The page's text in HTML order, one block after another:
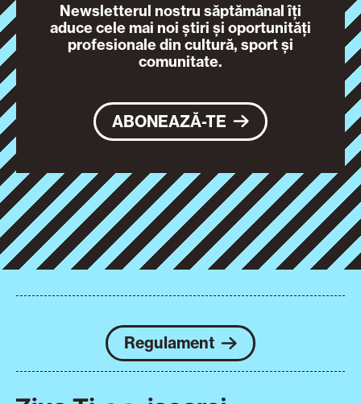
Newsletterul nostru săptămânal îți
aduce cele mai noi știri și oportunități
profesionale din cultură, sport și
comunitate.
ABONEAZĂ-TE
Regulament